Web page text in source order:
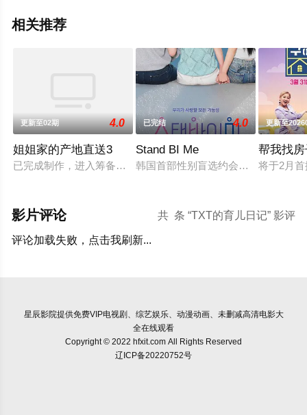
相关推荐
更新至02期 4.0
姐姐家的产地直送3
已完成制作，进入筹备阶段。预计将于明年初开拍，并于下半年
已完结 4.0
Stand BI Me
韩国首部性别盲选约会真人秀，展现
更新至
帮我找
将于2月
共 条 “TXT的育儿日记” 影评
影片评论
评论加载失败，点击我刷新...
星辰影院提供免费VIP电视剧、综艺娱乐、动漫动画、未删减高清电影大
全在线观看
Copyright © 2022 hfxit.com All Rights Reserved
辽ICP备20220752号